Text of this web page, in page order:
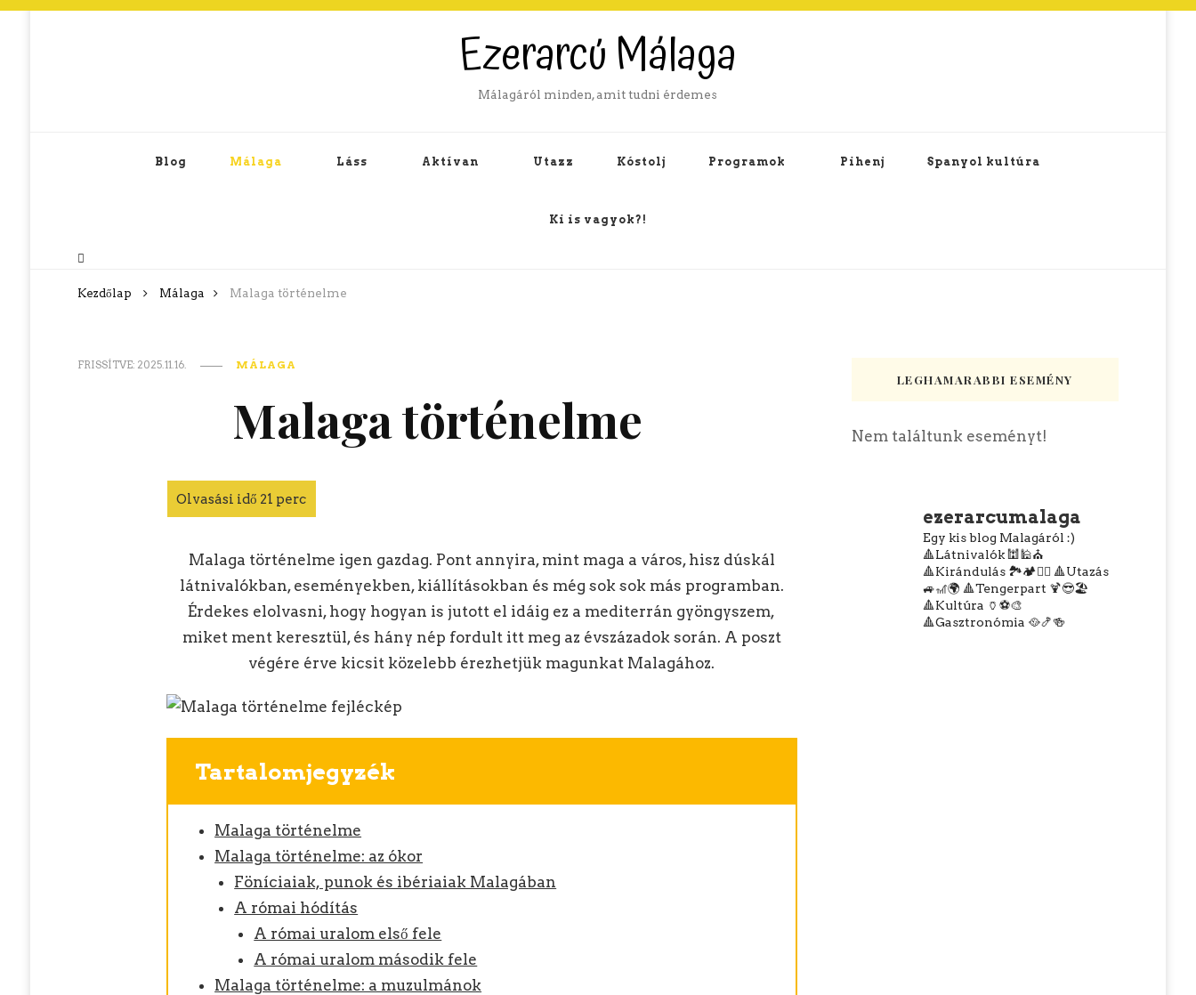
Ezerarcú Málaga
Málagáról minden, amit tudni érdemes
Blog Málaga Láss Aktívan Utazz Kóstolj Programok Pihenj Spanyol kultúra
Ki is vagyok?!
Kezdőlap Málaga Malaga történelme
FRISSÍTVE: 2025.11.16. MÁLAGA
Malaga történelme
Malaga történelme igen gazdag. Pont annyira, mint maga a város, hisz dúskál
látnivalókban, eseményekben, kiállításokban és még sok sok más programban.
Érdekes elolvasni, hogy hogyan is jutott el idáig ez a mediterrán gyöngyszem,
miket ment keresztül, és hány nép fordult itt meg az évszázadok során. A poszt
végére érve kicsit közelebb érezhetjük magunkat Malagához.
Tartalomjegyzék
Malaga történelme
Malaga történelme: az ókor
Föníciaiak, punok és ibériaiak Malagában
A római hódítás
A római uralom első fele
A római uralom második fele
Malaga történelme: a muzulmánok
LEGHAMARABBI ESEMÉNY
Nem találtunk eseményt!
ezerarcumalaga
Egy kis blog Malagáról :)
🔺Látnivalók 🕍🕌⛪
🔺Kirándulás 🏞️🏕️🧗‍♀️ 🔺Utazás
🚙🎢🌍 🔺Tengerpart 🍹😎🏖️
🔺Kultúra 🏺⚽🎨
🔺Gasztronómia 🥘🍤🍻